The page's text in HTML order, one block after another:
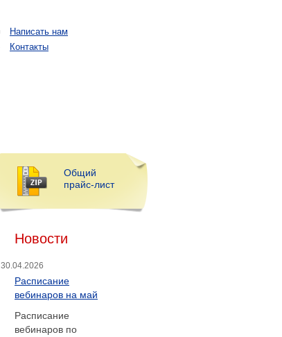
Написать нам
Контакты
Общий
прайс-лист
Новости
30.04.2026
Расписание
вебинаров на май
Расписание
вебинаров по